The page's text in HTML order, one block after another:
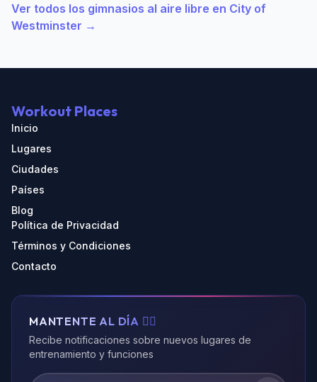
Ver todos los gimnasios al aire libre en City of
Westminster →
Workout Places
Inicio
Lugares
Ciudades
Países
Blog
Política de Privacidad
Términos y Condiciones
Contacto
MANTENTE AL DÍA 🏃‍♂️
Recibe notificaciones sobre nuevos lugares de
entrenamiento y funciones